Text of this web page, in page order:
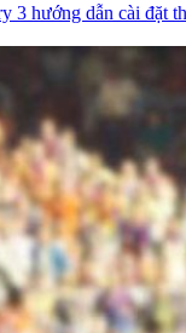
3 hướng dẫn cài đặt